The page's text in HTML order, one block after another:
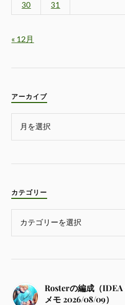
30 31
« 12月
アーカイブ
カテゴリー
Rosterの編成（IDEA
メモ 2026/08/09）